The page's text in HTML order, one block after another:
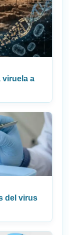
viruela a
del virus